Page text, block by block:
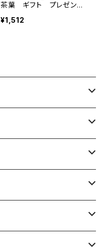
茶葉 ギフト プレゼン
ト 山陰のお土産に 煎
茶 緑茶 日本茶 鳥取県
¥1,512